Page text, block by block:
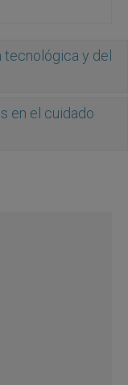
tecnológica y del
en el cuidado